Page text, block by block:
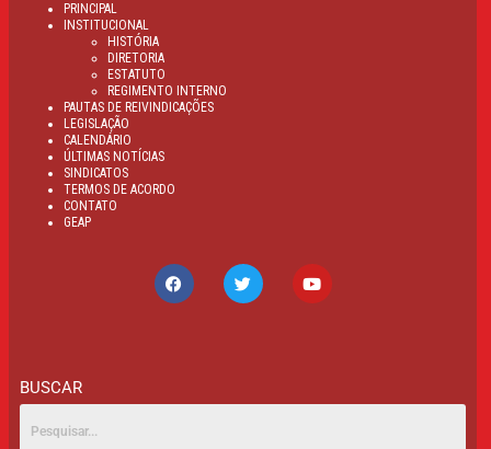
PRINCIPAL
INSTITUCIONAL
HISTÓRIA
DIRETORIA
ESTATUTO
REGIMENTO INTERNO
PAUTAS DE REIVINDICAÇÕES
LEGISLAÇÃO
CALENDÁRIO
ÚLTIMAS NOTÍCIAS
SINDICATOS
TERMOS DE ACORDO
CONTATO
GEAP
BUSCAR